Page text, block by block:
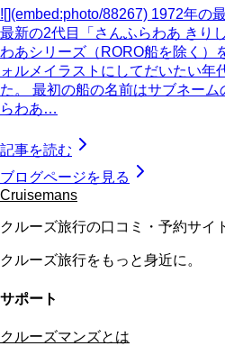
![](embed:photo/88267) 1972年の
最新の2代目「さんふらわあ きり
わあシリーズ（RORO船を除く）
ォルメイラストにしてだいたい年
た。 最初の船の名前はサブネー
らわあ…
記事を読む
ブログページを見る
Cruisemans
クルーズ旅行の口コミ・予約サイ
クルーズ旅行をもっと身近に。
サポート
クルーズマンズとは